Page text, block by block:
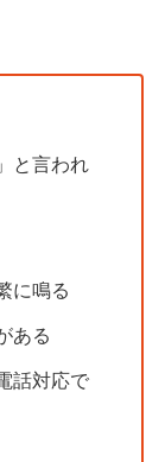
と言われ
に鳴る
ある
話対応で